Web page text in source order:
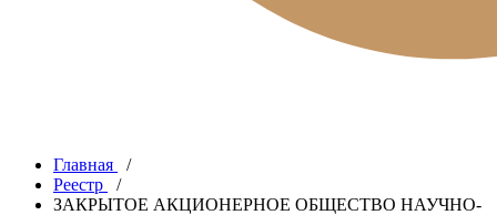
Главная
/
Реестр
/
ЗАКРЫТОЕ АКЦИОНЕРНОЕ ОБЩЕСТВО НАУЧНО-